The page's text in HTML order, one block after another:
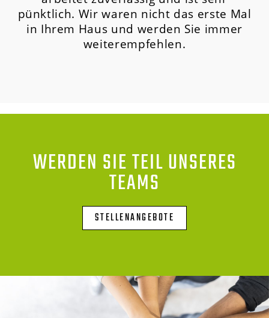
pünktlich. Wir waren nicht das erste Mal
in Ihrem Haus und werden Sie immer
weiterempfehlen.
WERDEN SIE TEIL UNSERES
TEAMS
STELLENANGEBOTE